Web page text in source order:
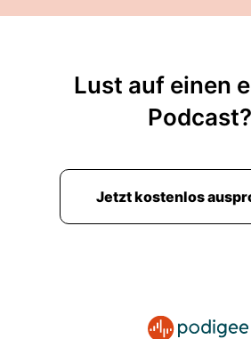
Lust auf einen
Podcast?
Jetzt kostenlos